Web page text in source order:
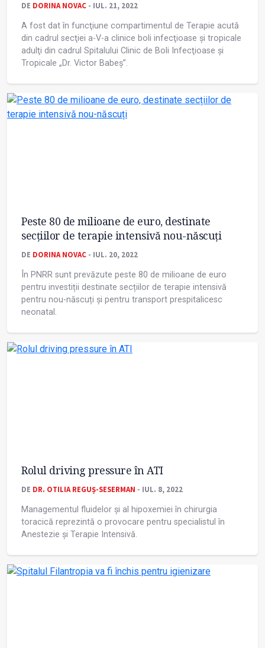
DE DORINA NOVAC - IUL. 21, 2022
A fost dat în funcţiune compartimentul de Terapie acută
din cadrul secţiei a-V-a clinice boli infecţioase şi tropicale
adulţi din cadrul Spitalului Clinic de Boli Infecţioase şi
Tropicale „Dr. Victor Babeş”.
Peste 80 de milioane de euro, destinate
secțiilor de terapie intensivă nou-născuți
DE DORINA NOVAC - IUL. 20, 2022
În PNRR sunt prevăzute peste 80 de milioane de euro
pentru investiții destinate secțiilor de terapie intensivă
pentru nou-născuți și pentru transport prespitalicesc
neonatal.
Rolul driving pressure în ATI
DE DR. OTILIA REGUȘ-SESERMAN - IUL. 8, 2022
Managementul fluidelor și al hipoxemiei în chirurgia
toracică reprezintă o provocare pentru specialistul în
Anestezie și Terapie Intensivă.